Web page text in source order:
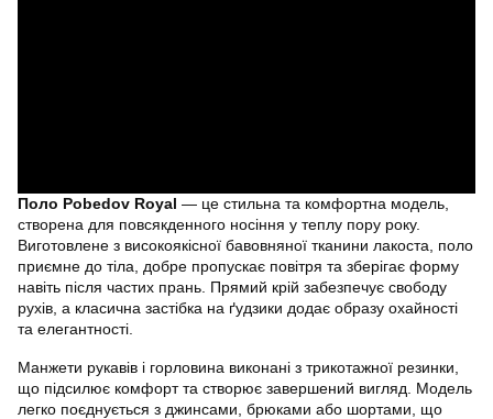
Поло Pobedov Royal — це стильна та комфортна модель,
створена для повсякденного носіння у теплу пору року.
Виготовлене з високоякісної бавовняної тканини лакоста, поло
приємне до тіла, добре пропускає повітря та зберігає форму
навіть після частих прань. Прямий крій забезпечує свободу
рухів, а класична застібка на ґудзики додає образу охайності
та елегантності.
Манжети рукавів і горловина виконані з трикотажної резинки,
що підсилює комфорт та створює завершений вигляд. Модель
легко поєднується з джинсами, брюками або шортами, що